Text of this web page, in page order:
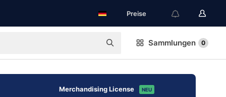
Preise
Sammlungen 0
Merchandising License NEU